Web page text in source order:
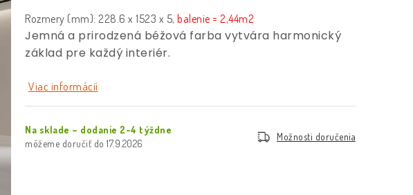
Rozmery (mm): 228.6 x 1523 x 5, balenie = 2,44m2
Jemná a prirodzená béžová farba vytvára harmonický
základ pre každý interiér.
Viac informácií
Na sklade – dodanie 2-4 týždne
17.9.2026
Možnosti doručenia